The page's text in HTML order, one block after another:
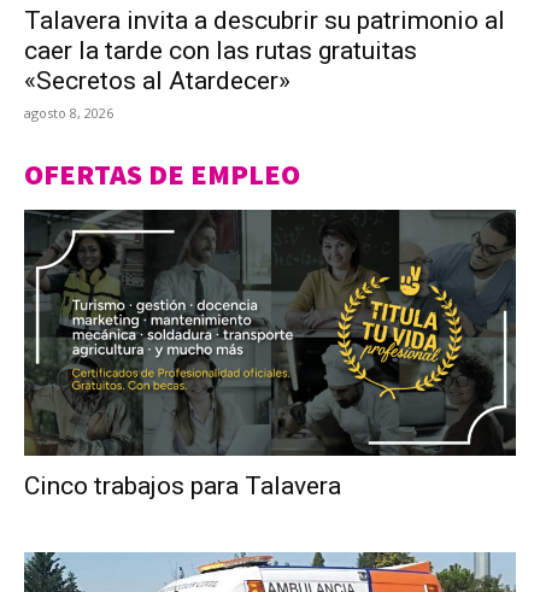
Talavera invita a descubrir su patrimonio al
caer la tarde con las rutas gratuitas
«Secretos al Atardecer»
agosto 8, 2026
OFERTAS DE EMPLEO
Cinco trabajos para Talavera